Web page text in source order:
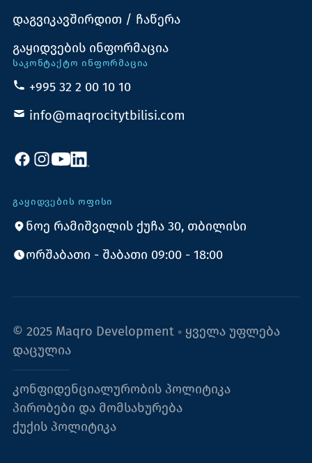
დაგვიკავშირდით / ჩაწერა
გაყიდვების ინფორმაცია
ᲡᲐᲙᲝᲜᲢᲐᲥᲢᲝ ᲘᲜᲤᲝᲠᲛᲐᲪᲘᲐ
+995 32 2 00 10 10
info@maqrocitytbilisi.com
ᲒᲐᲧᲘᲓᲕᲔᲑᲘᲡ ᲝᲤᲘᲡᲘ
ნოე რამიშვილის ქუჩა 30, თბილისი
ორშაბათი - შაბათი 09:00 - 18:00
© 2025 Maqro Development ◦ ყველა უფლება
დაცულია
კონფიდენციალურობის პოლიტიკა
პირობები და მომსახურება
ქუქის პოლიტიკა